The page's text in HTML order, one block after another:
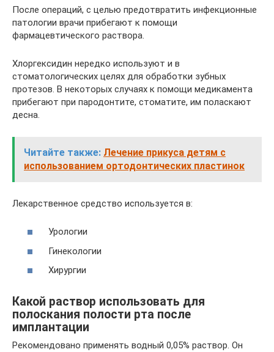
После операций, с целью предотвратить инфекционные
патологии врачи прибегают к помощи
фармацевтического раствора.
Хлоргексидин нередко используют и в
стоматологических целях для обработки зубных
протезов. В некоторых случаях к помощи медикамента
прибегают при пародонтите, стоматите, им поласкают
десна.
Читайте также: Лечение прикуса детям с
использованием ортодонтических пластинок
Лекарственное средство используется в:
Урологии
Гинекологии
Хирургии
Какой раствор использовать для
полоскания полости рта после
имплантации
Рекомендовано применять водный 0,05% раствор. Он